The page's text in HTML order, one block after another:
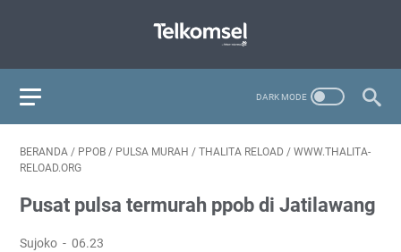
BERANDA / PPOB / PULSA MURAH / THALITA RELOAD / WWW.THALITA-
RELOAD.ORG
Pusat pulsa termurah ppob di Jatilawang
Sujoko 06.23